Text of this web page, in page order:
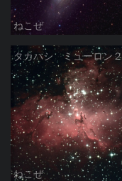
ねこぜ
ねこぜ